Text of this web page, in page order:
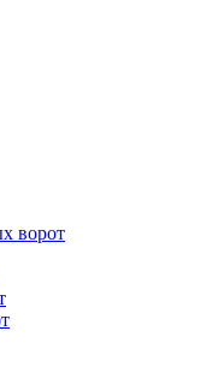
ворот